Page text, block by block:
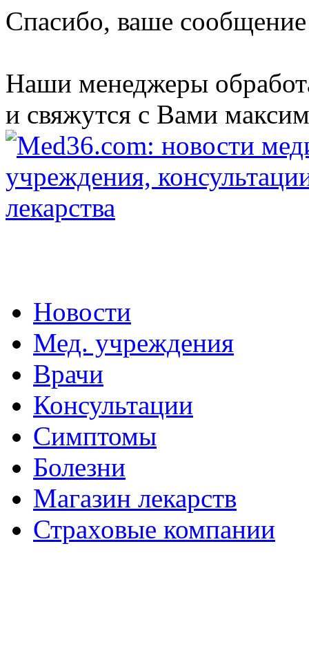
Спасибо, ваше
Наши менеджеры
и свяжутся с Вами
Новости
Мед. учреждения
Врачи
Консультации
Симптомы
Болезни
Магазин лекарств
Страховые компании